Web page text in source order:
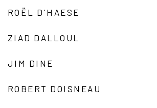
ROËL D'HAESE
ZIAD DALLOUL
JIM DINE
ROBERT DOISNEAU